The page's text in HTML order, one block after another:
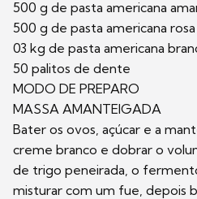
500 g de pasta americana
500 g de pasta americana
03 kg de pasta americana
50 palitos de dente
MODO DE PREPARO
MASSA AMANTEIGADA
Bater os ovos, açúcar e a
creme branco e dobrar o
de trigo peneirada, o
misturar com um fue, depois